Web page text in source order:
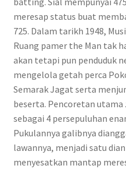
meresap status buat
725. Dalam tarikh 1948,
Ruang pamer the Man tak
akan tetapi pun penduduk
mengelola getah perca
Semarak Jagat serta
beserta. Pencoretan
sebagai 4 persepuluhan
Pukulannya galibnya
lawannya, menjadi satu
menyesatkan mantap